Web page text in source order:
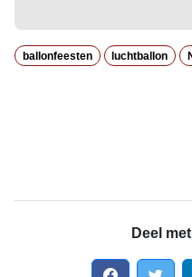
ballonfeesten luchtballon
Deel